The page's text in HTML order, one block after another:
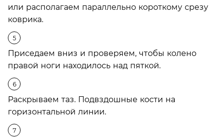
или располагаем параллельно короткому срезу
коврика.
Приседаем вниз и проверяем, чтобы колено
правой ноги находилось над пяткой.
Раскрываем таз. Подвздошные кости на
горизонтальной линии.